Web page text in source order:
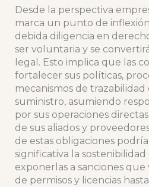
Desde la perspectiva
marca un punto de
debida diligencia en
ser voluntaria y se
legal. Esto implica que las
fortalecer sus políticas,
mecanismos de
suministro, asumiendo
por sus operaciones
de sus aliados y
de estas obligaciones
significativa la sostenibilidad
exponerlas a sanciones
de permisos y licencias